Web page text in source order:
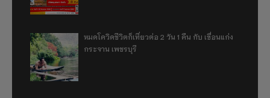
หมดโควิดชีวิตก็เที่ยวต่อ 2 วัน 1 คืน กับ เขื่อนแก่ง
กระจาน เพชรบุรี